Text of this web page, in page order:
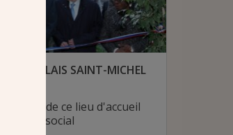
DU RELAIS SAINT-MICHEL
de ce lieu d'accueil
social